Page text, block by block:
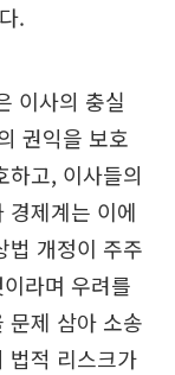
.
이사의 충실
권익을 보호
하고, 이사들의
경제계는 이에
법 개정이 주주
라며 우려를
문제 삼아 소송
법적 리스크가